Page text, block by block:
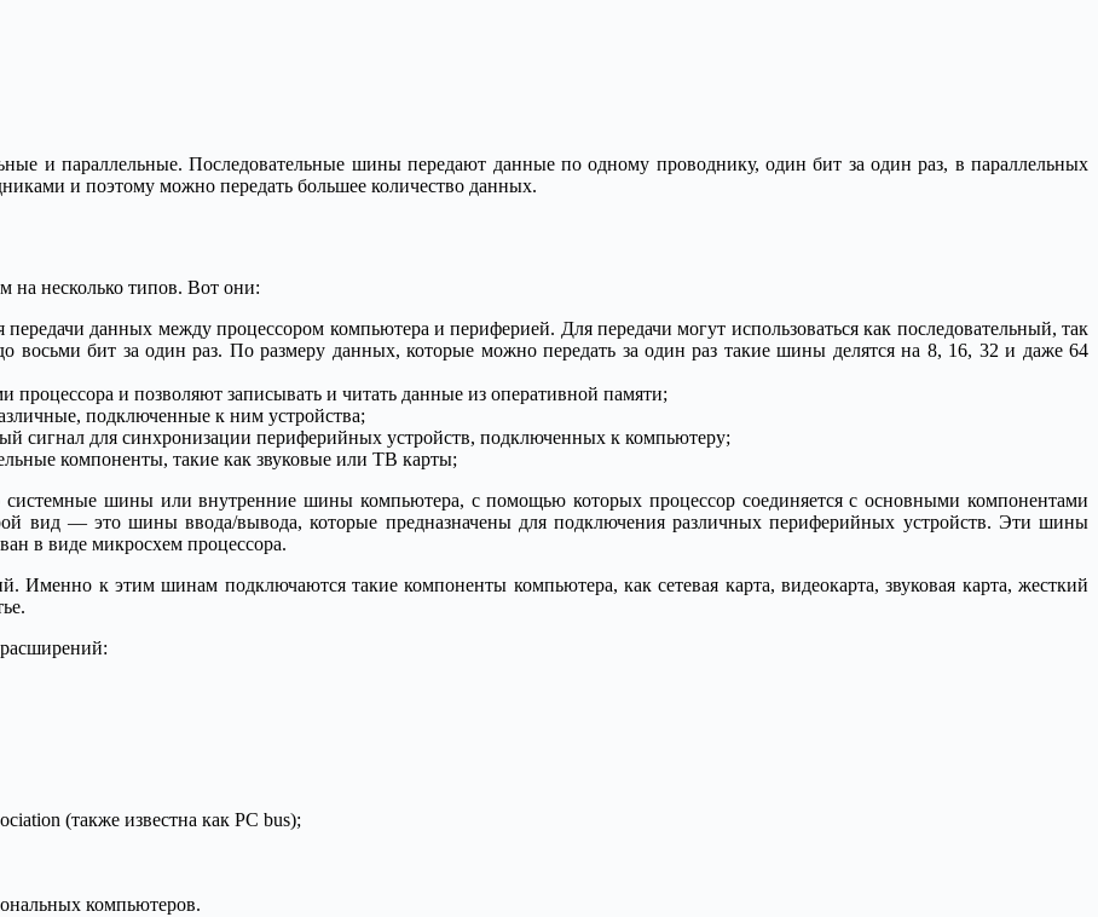
и параллельные. Последовательные шины передают данные по одному проводнику, один бит за один раз, в параллельных
и поэтому можно передать большее количество данных.
на несколько типов. Вот они:
данных между процессором компьютера и периферией. Для передачи могут использоваться как последовательный, так
восьми бит за один раз. По размеру данных, которые можно передать за один раз такие шины делятся на 8, 16, 32 и даже 64
и позволяют записывать и читать данные из оперативной памяти;
подключенные к ним устройства;
сигнал для синхронизации периферийных устройств, подключенных к компьютеру;
компоненты, такие как звуковые или ТВ карты;
шины или внутренние шины компьютера, с помощью которых процессор соединяется с основными компонентами
вид — это шины ввода/вывода, которые предназначены для подключения различных периферийных устройств. Эти шины
в виде микросхем процессора.
к этим шинам подключаются такие компоненты компьютера, как сетевая карта, видеокарта, звуковая карта, жесткий
(также известна как PC bus);
компьютеров.